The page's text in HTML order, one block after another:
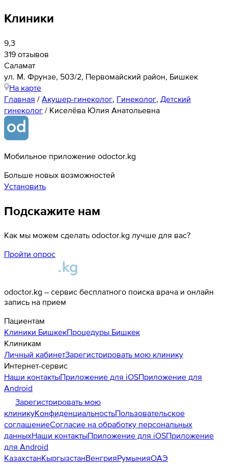
Клиники
9,3
319 отзывов
Саламат
ул. М. Фрунзе, 503/2, Первомайский район, Бишкек
На карте
Главная / Акушер-гинеколог, Гинеколог, Детский
гинеколог / Киселёва Юлия Анатольевна
Мобильное приложение odoctor.kg
Больше новых возможностей
Установить
Подскажите нам
Как мы можем сделать odoctor.kg лучше для вас?
Пройти опрос
odoctor.kg – сервис бесплатного поиска врача и онлайн
запись на прием
Пациентам
Клиники БишкекПроцедуры Бишкек
Клиникам
Личный кабинетЗарегистрировать мою клинику
Интернет-сервис
Наши контактыПриложение для iOSПриложение для
Android
Зарегистрировать мою
клиникуКонфиденциальностьПользовательское
соглашениеСогласие на обработку персональных
данныхНаши контактыПриложение для iOSПриложение
для Android
КазахстанКыргызстанВенгрияРумынияОАЭ